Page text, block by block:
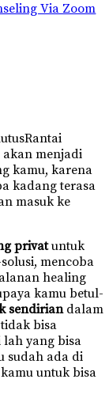
Via Zoom
akan menjadi
kamu, karena
kadang terasa
masuk ke
privatuntuk
mencoba
healing
kamu betul-
sendiriandalam
bisa
yang bisa
sudah ada di
untuk bisa